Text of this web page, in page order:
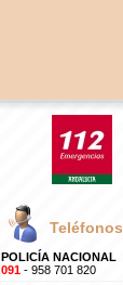
Teléfonos
POLICÍA NACIONAL
091- 958 701 820